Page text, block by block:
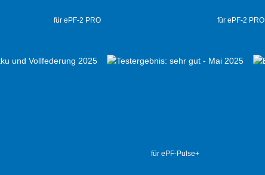
für ePF-2 PRO für ePF-2 PRO
für ePF-Pulse+